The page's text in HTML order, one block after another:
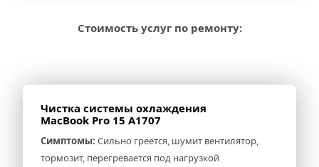
Стоимость услуг по ремонту:
Чистка системы охлаждения
MacBook Pro 15 A1707
Симптомы: Сильно греется, шумит вентилятор,
тормозит, перегревается под нагрузкой